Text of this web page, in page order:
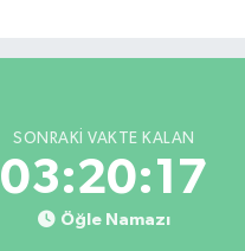
SONRAKI VAKTE KALAN
03:20:17
Öğle Namazı